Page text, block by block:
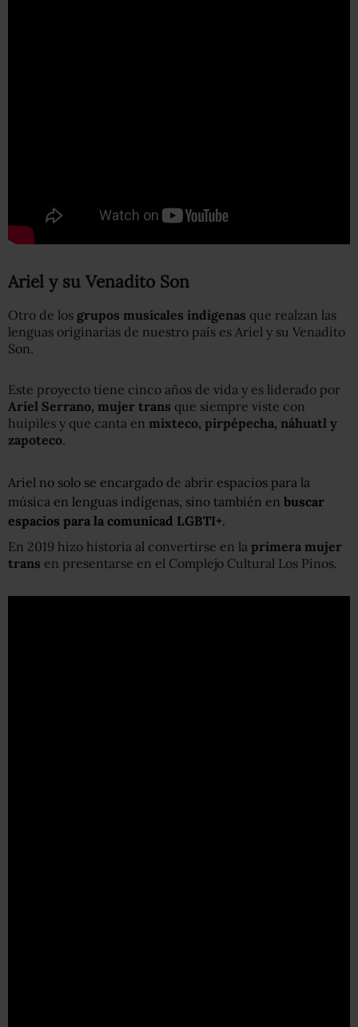
Ariel y su Venadito Son
Otro de los grupos musicales indígenas que realzan las
lenguas originarias de nuestro país es Ariel y su Venadito
Son.
Este proyecto tiene cinco años de vida y es liderado por
Ariel Serrano, mujer trans que siempre viste con
huipiles y que canta en mixteco, pirpépecha, náhuatl y
zapoteco.
Ariel no solo se encargado de abrir espacios para la
música en lenguas indígenas, sino también en buscar
espacios para la comunicad LGBTI+.
En 2019 hizo historia al convertirse en la primera mujer
trans en presentarse en el Complejo Cultural Los Pinos.